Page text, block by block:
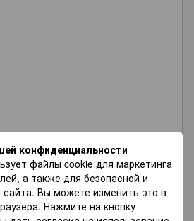
конфиденциальности
файлы cookie для маркетинга
а также для безопасной и
Вы можете изменить это в
Нажмите на кнопку